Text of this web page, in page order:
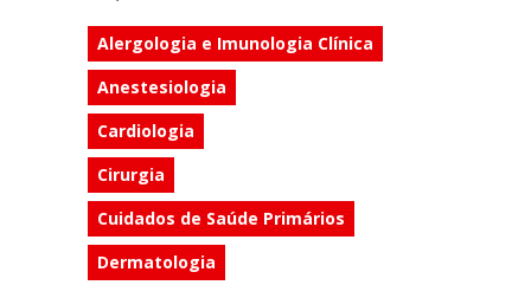
Alergologia e Imunologia Clínica
Anestesiologia
Cardiologia
Cirurgia
Cuidados de Saúde Primários
Dermatologia